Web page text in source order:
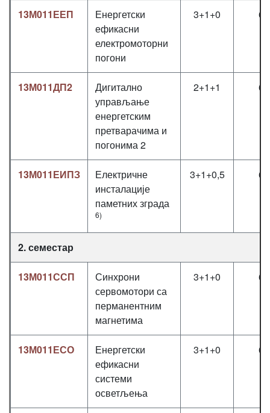
13М011ЕЕП
Енергетски
ефикасни
електромоторни
погони
3+1+0 6
13М011ДП2
Дигитално
управљање
енергетским
претварачима и
погонима 2
2+1+1 6
13М011ЕИПЗ
Електричне
инсталације
паметних зграда
6)
3+1+0,5 6
2. семестар
13М011ССП
Синхрони
сервомотори са
перманентним
магнетима
3+1+0 6
13М011ЕСО
Енергетски
ефикасни
системи
осветљења
3+1+0 6